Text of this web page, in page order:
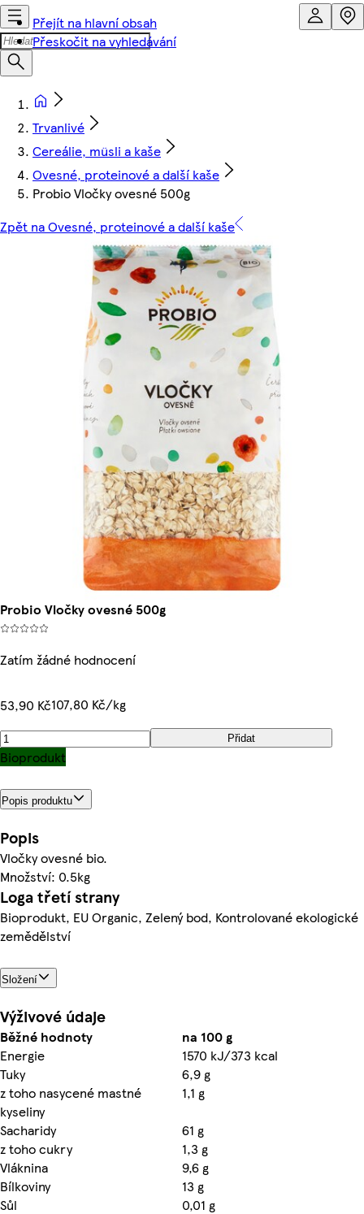
Přejít na hlavní obsah
Přeskočit na vyhledávání
Trvanlivé
Cereálie, müsli a kaše
Ovesné, proteinové a další kaše
Probio Vločky ovesné 500g
Zpět na Ovesné, proteinové a další kaše
Probio Vločky ovesné 500g
Zatím žádné hodnocení
53,90 Kč107,80 Kč/kg
Přidat
Bioprodukt
Popis produktu
Popis
Vločky ovesné bio.
Množství: 0.5kg
Loga třetí strany
Bioprodukt, EU Organic, Zelený bod, Kontrolované ekologické
zemědělství
Složení
Výživové údaje
Běžné hodnoty
na 100 g
Energie
1570 kJ/373 kcal
Tuky
6,9 g
z toho nasycené mastné
kyseliny
1,1 g
Sacharidy
61 g
z toho cukry
1,3 g
Vláknina
9,6 g
Bílkoviny
13 g
Sůl
0,01 g